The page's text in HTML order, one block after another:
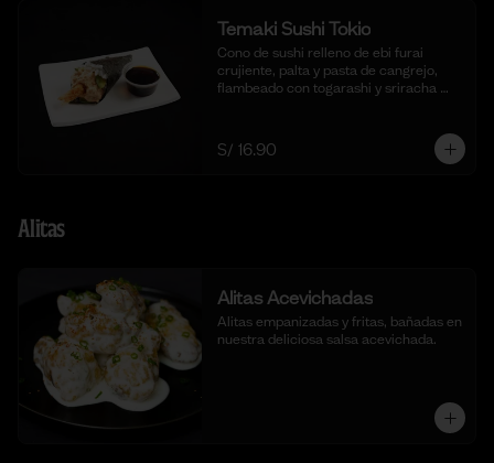
Temaki Sushi Tokio
Cono de sushi relleno de ebi furai
crujiente, palta y pasta de cangrejo,
flambeado con togarashi y sriracha
S/ 16.90
Alitas
Alitas Acevichadas
Alitas empanizadas y fritas, bañadas en
nuestra deliciosa salsa acevichada.